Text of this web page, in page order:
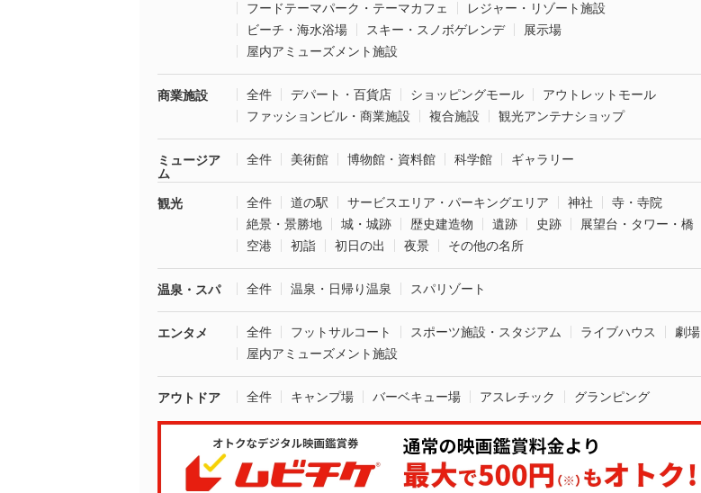
フードテーマパーク・テーマカフェ
レジャー・リゾート施設
ビーチ・海水浴場
スキー・スノボゲレンデ
展示場
屋内アミューズメント施設
商業施設 全件 デパート・百貨店 ショッピングモール
アウトレットモール
ファッションビル・商業施設
複合施設 観光アンテナショップ
ミュージア
ム
全件 美術館 博物館・資料館 科学館 ギャラリー
観光 全件 道の駅 サービスエリア・パーキングエリア 神社
寺・寺院
絶景・景勝地
城・城跡 歴史建造物 遺跡 史跡
展望台・タワー・橋
空港
初詣 初日の出 夜景 その他の名所
温泉・スパ 全件 温泉・日帰り温泉 スパリゾート
エンタメ 全件 フットサルコート スポーツ施設・スタジアム ライブハウス
劇場
屋内アミューズメント施設
アウトドア 全件 キャンプ場 バーベキュー場 アスレチック グランピング